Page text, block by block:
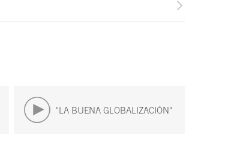
"LA BUENA GLOBALIZACIÓN"